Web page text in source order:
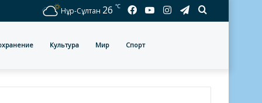
Іздеу
Telegram
Instagram
YouTube
Facebook
Нұр-Сұлтан 26 ℃
Культура Мир Спорт